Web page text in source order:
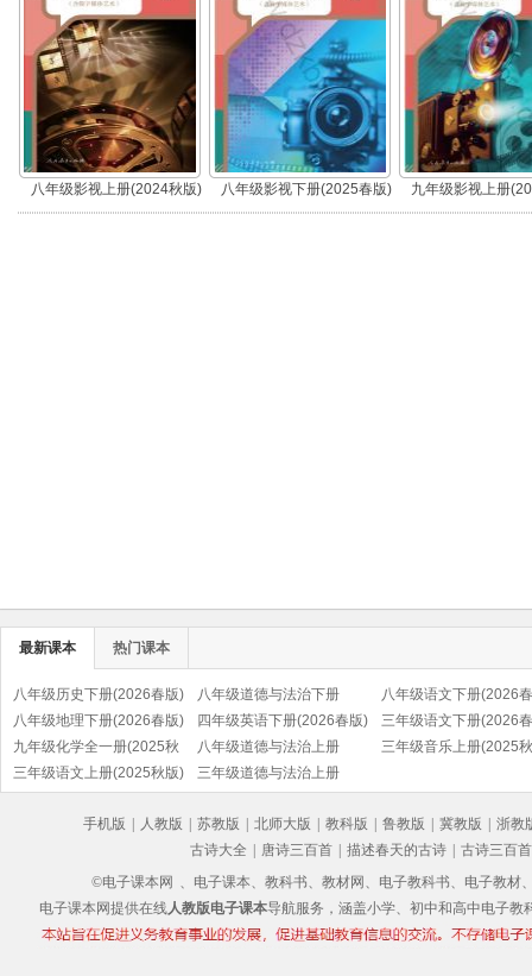
八年级影视上册(2024秋版) 八年级影视下册(2025春版) 九年级影视上册
最新课本 热门课本
八年级历史下册(2026春版)
(部编版)
八年级道德与法治下册
(2026春版)(部编版)
八年级语文下册(2026
(部编版)
八年级地理下册(2026春版)
四年级英语下册(2026春版)
(PEP)
三年级语文下册(2026
(部编版)
九年级化学全一册(2025秋
版)
八年级道德与法治上册
(2025秋版)(部编版)
三年级音乐上册(2025
三年级语文上册(2025秋版)
三年级道德与法治上册
手机版
人教版 苏教版 北师大版 教科版 鲁教版 冀教版
浙教
古诗大全
唐诗三百首 描述春天的古诗
古诗三百首
©电子课本网 、电子课本、教科书、教材网、电子教科书、电子教材
电子课本网提供在线人教版电子课本导航服务，涵盖小学、初中和高中电子